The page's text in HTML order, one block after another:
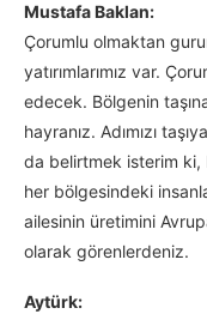
Mustafa Baklan:
Çorumlu olmaktan
yatırımlarımız var.
edecek. Bölgenin
hayranız. Adımızı
da belirtmek isterim ki,
her bölgesindeki
ailesinin üretimini
olarak görenlerdeniz.
Aytürk: